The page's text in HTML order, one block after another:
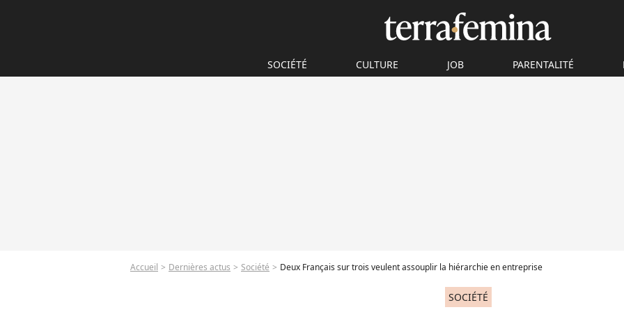
SOCIÉTÉ CULTURE JOB PARENTALITÉ
Accueil Dernières actus Société Deux Français sur trois veulent assouplir la hiérarchie en entreprise
SOCIÉTÉ